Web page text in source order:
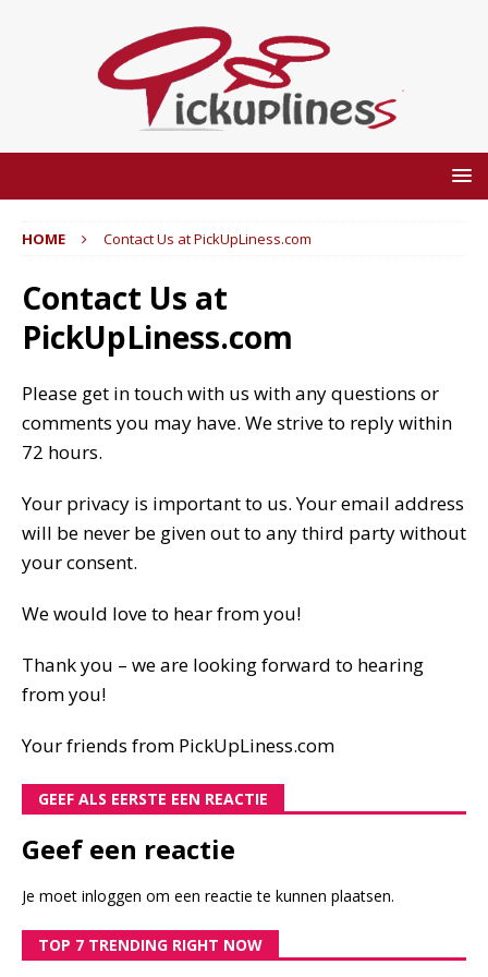
HOME Contact Us at PickUpLiness.com
Contact Us at
PickUpLiness.com
Please get in touch with us with any questions or
comments you may have. We strive to reply within
72 hours.
Your privacy is important to us. Your email address
will be never be given out to any third party without
your consent.
We would love to hear from you!
Thank you – we are looking forward to hearing
from you!
Your friends from PickUpLiness.com
GEEF ALS EERSTE EEN REACTIE
Geef een reactie
Je moet inloggen om een reactie te kunnen plaatsen.
TOP 7 TRENDING RIGHT NOW